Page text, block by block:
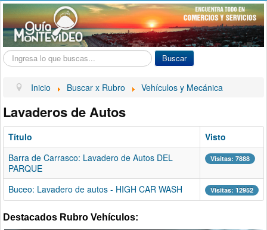
Buscar... Buscar
Inicio Buscar x Rubro Vehículos y Mecánica
Lavaderos de Autos
Título
Visto
Barra de Carrasco: Lavadero de Autos DEL
PARQUE
Visitas: 7888
Buceo: Lavadero de autos - HIGH CAR WASH Visitas: 12952
Destacados Rubro Vehículos: